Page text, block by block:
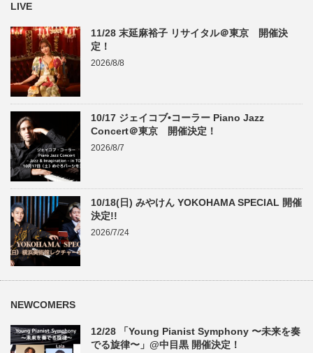
LIVE
11/28 末延麻裕子 リサイタル＠東京 開催決
定！
2026/8/8
10/17 ジェイコブ•コーラー Piano Jazz
Concert＠東京 開催決定！
2026/8/7
10/18(日) みやけん YOKOHAMA SPECIAL 開催
決定!!
2026/7/24
NEWCOMERS
12/28 「Young Pianist Symphony 〜未来を奏
でる旋律〜」@中目黒 開催決定！